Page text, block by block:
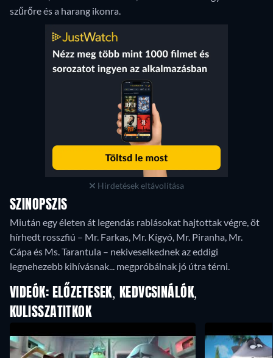
szűrőre és a harang ikonra.
Hirdetések eltávolítása
SZINOPSZIS
Miután egy életen át legendás rablásokat hajtottak végre, öt
hírhedt rosszfiú – Mr. Farkas, Mr. Kígyó, Mr. Piranha, Mr.
Cápa és Ms. Tarantula – nekiveselkednek az eddigi
legnehezebb kihívásnak... megpróbálnak jó útra térni.
VIDEÓK: ELŐZETESEK, KEDVCSINÁLÓK,
KULISSZATITKOK